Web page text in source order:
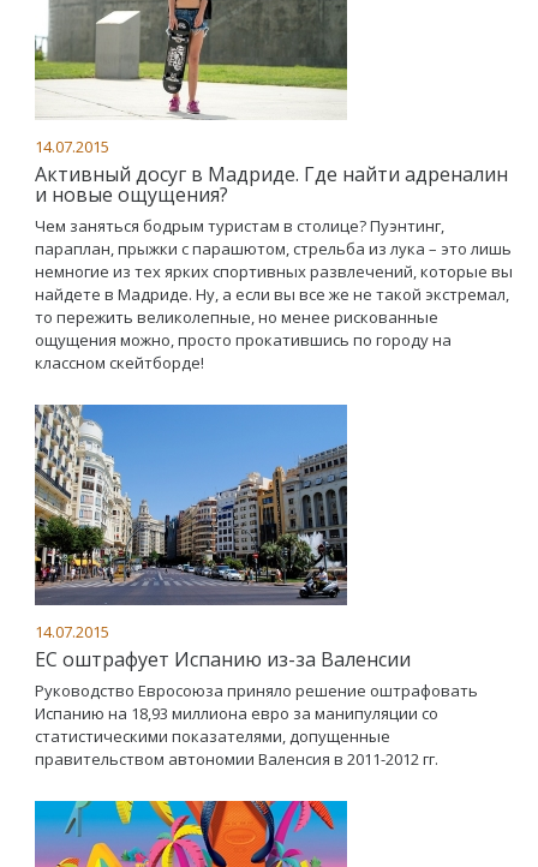
14.07.2015
Активный досуг в Мадриде. Где найти адреналин
и новые ощущения?
Чем заняться бодрым туристам в столице? Пуэнтинг,
параплан, прыжки с парашютом, стрельба из лука – это лишь
немногие из тех ярких спортивных развлечений, которые вы
найдете в Мадриде. Ну, а если вы все же не такой экстремал,
то пережить великолепные, но менее рискованные
ощущения можно, просто прокатившись по городу на
классном скейтборде!
14.07.2015
ЕС оштрафует Испанию из-за Валенсии
Руководство Евросоюза приняло решение оштрафовать
Испанию на 18,93 миллиона евро за манипуляции со
статистическими показателями, допущенные
правительством автономии Валенсия в 2011-2012 гг.